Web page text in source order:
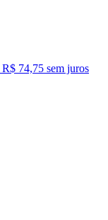
R$ 74,75 sem juros